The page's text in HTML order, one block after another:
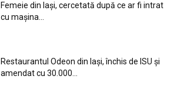
Femeie din Iași, cercetată după ce ar fi intrat
cu mașina...
Restaurantul Odeon din Iași, închis de ISU și
amendat cu 30.000...